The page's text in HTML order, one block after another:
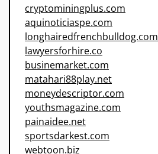
cryptominingplus.com
aquinoticiaspe.com
longhairedfrenchbulldog.com
lawyersforhire.co
businemarket.com
matahari88play.net
moneydescriptor.com
youthsmagazine.com
painaidee.net
sportsdarkest.com
webtoon.biz